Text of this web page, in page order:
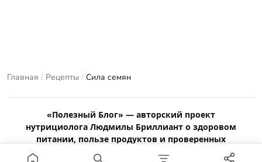
Главная / Рецепты / Сила семян
«Полезный Блог» — авторский проект
нутрициолога Людмилы Бриллиант о здоровом
питании, пользе продуктов и проверенных